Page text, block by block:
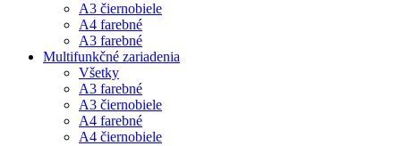
A3 čiernobiele
A4 farebné
A3 farebné
Multifunkčné zariadenia
Všetky
A3 farebné
A3 čiernobiele
A4 farebné
A4 čiernobiele